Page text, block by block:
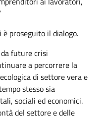
è proseguito il dialogo.
future crisi
a percorrere la
di settore vera e
stesso sia
sociali ed economici.
del settore e delle